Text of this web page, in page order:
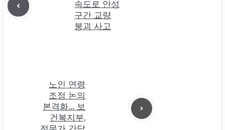
속도로 안성
구간 교량
붕괴 사고
노인 연령
조정 논의
본격화… 보
건복지부,